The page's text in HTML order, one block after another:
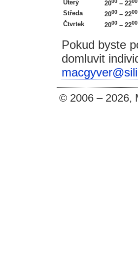
Úterý 20 – 22
Středa 2000 – 2200
Čtvrtek 2000 – 2200
Pokud byste
domluvit
macgyver@
© 2006 – 2026,